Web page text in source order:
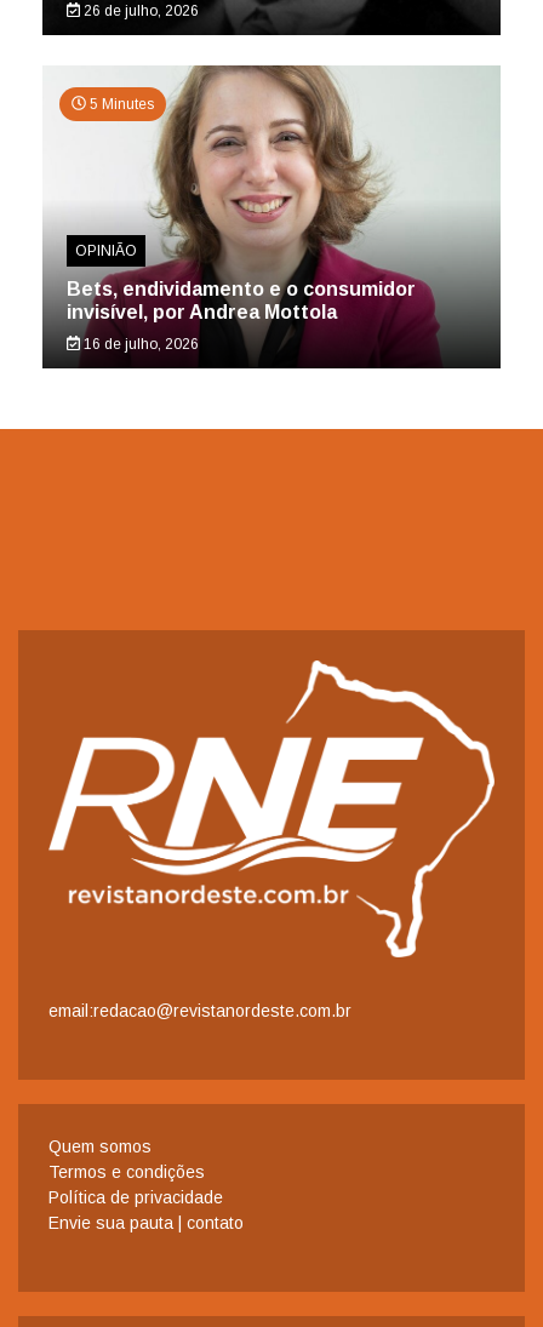
26 de julho, 2026
5 Minutes
OPINIÃO
Bets, endividamento e o consumidor
invisível, por Andrea Mottola
16 de julho, 2026
email:redacao@revistanordeste.com.br
Quem somos
Termos e condições
Política de privacidade
Envie sua pauta | contato